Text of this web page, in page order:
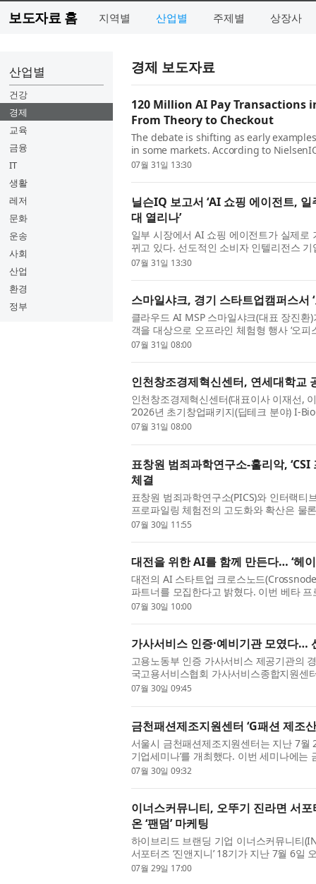
보도자료 홈 지역별 산업별 주제별 상장사
산업별
건강
경제
교육
금융
IT
생활
레저
문화
운송
사회
산업
환경
정부
경제 보도자료
120 Million AI Pay Transactions
From Theory to Checkout
The debate is shifting as early
in some markets. According to
company, its global report The
07월 31일 13:30
닐슨IQ 보고서 ‘AI 쇼핑 에이전트,
대 열리나’
일부 시장에서 AI 쇼핑 에이전트가 실제
뀌고 있다. 선도적인 소비자 인텔리전스
스 혁명: 동서양의 만남(The Commerce
07월 31일 13:30
스마일샤크, 경기 스타트업캠퍼스서
클라우드 AI MSP 스마일샤크(대표 장진
객을 대상으로 오프라인 체험형 행사 ‘오
는 경기도가 판교 제1테크노밸리에 조성
07월 31일 08:00
인천창조경제혁신센터, 연세대학교
인천창조경제혁신센터(대표이사 이재선,
‘2026년 초기창업패키지(딥테크 분야) I-
장투어를 운영했다고 밝혔다. 이번 현장투
07월 31일 08:00
표창원 범죄과학연구소-훌리악,
체결
표창원 범죄과학연구소(PICS)와 인터랙
프로파일링 체험전의 고도화와 확산은 물
위한 업무협약(MOU)을 체결했다고 밝혔
07월 30일 11:55
대전을 위한 AI를 함께 만든다… ‘헤
대전의 AI 스타트업 크로스노드
파트너를 모집한다고 밝혔다. 이번 베타
공인 등을 대상으로 진행되며, 참가자는
07월 30일 10:00
가사서비스 인증·예비기관 모였다…
고용노동부 인증 가사서비스 제공기관의
국고용서비스협회 가사서비스종합지원센
업 사례 콘서트가 관계자들의 뜨거운 관심
07월 30일 09:45
금천패션제조지원센터 ‘G패션 제조
서울시 금천패션제조지원센터는 지난 7월
기업세미나’를 개최했다. 이번 세미나에
션협회, 서울의류협회 등 주요 기관 관계
07월 30일 09:32
이너스커뮤니티, 오뚜기 진라면 서
온 ‘팬덤’ 마케팅
하이브리드 브랜딩 기업 이너스커뮤니티
서포터즈 ‘진앤지니’ 18기가 지난 7월 6
‘진앤지니’는 2012년 첫 기수를 시작으로
07월 29일 17:00